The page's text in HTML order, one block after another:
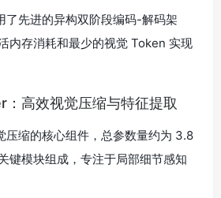
了先进的异构双阶段编码-解码架
内存消耗和最少的视觉 Token 实现
高效视觉压缩与特征提取
缩的核心组件，总参数量约为 3.8
键模块组成，专注于局部细节感知